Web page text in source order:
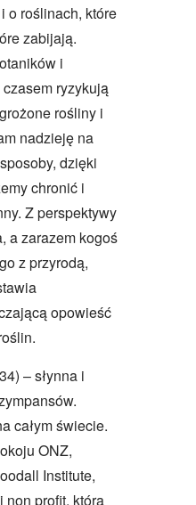
o roślinach, które
zabijają.
i
ryzykują
rośliny i
nadzieję na
dzięki
chronić i
Z perspektywy
a zarazem kogoś
z przyrodą,
opowieść
– słynna i
całym świecie.
ONZ,
Institute,
profit, która